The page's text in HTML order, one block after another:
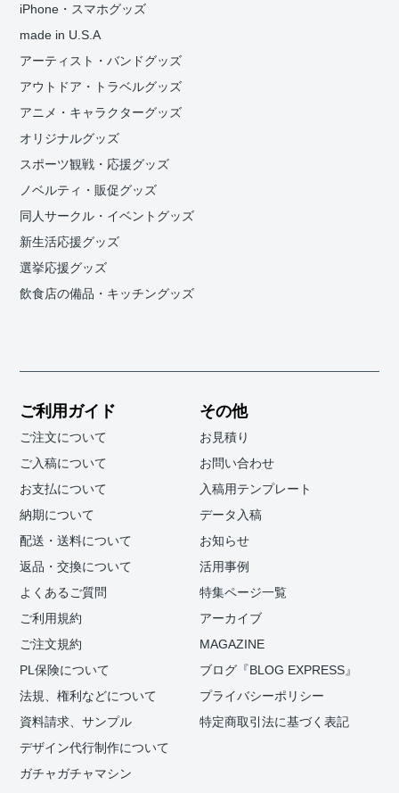
iPhone・スマホグッズ
made in U.S.A
アーティスト・バンドグッズ
アウトドア・トラベルグッズ
アニメ・キャラクターグッズ
オリジナルグッズ
スポーツ観戦・応援グッズ
ノベルティ・販促グッズ
同人サークル・イベントグッズ
新生活応援グッズ
選挙応援グッズ
飲食店の備品・キッチングッズ
ご利用ガイド
ご注文について
ご入稿について
お支払について
納期について
配送・送料について
返品・交換について
よくあるご質問
ご利用規約
ご注文規約
PL保険について
法規、権利などについて
資料請求、サンプル
デザイン代行制作について
ガチャガチャマシン
その他
お見積り
お問い合わせ
入稿用テンプレート
データ入稿
お知らせ
活用事例
特集ページ一覧
アーカイブ
MAGAZINE
ブログ『BLOG EXPRESS』
プライバシーポリシー
特定商取引法に基づく表記